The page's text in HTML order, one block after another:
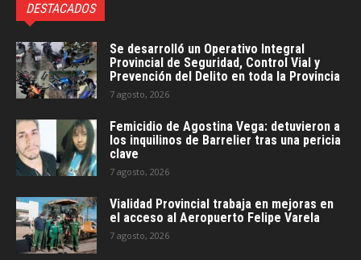
DESTACADOS
Se desarrolló un Operativo Integral
Provincial de Seguridad, Control Vial y
Prevención del Delito en toda la Provincia
7 agosto, 2026
Femicidio de Agostina Vega: detuvieron a
los inquilinos de Barrelier tras una pericia
clave
7 agosto, 2026
Vialidad Provincial trabaja en mejoras en
el acceso al Aeropuerto Felipe Varela
7 agosto, 2026